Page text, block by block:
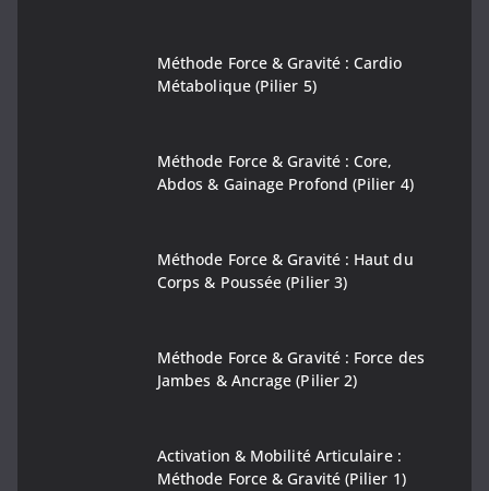
Méthode Force & Gravité : Cardio
Métabolique (Pilier 5)
Méthode Force & Gravité : Core,
Abdos & Gainage Profond (Pilier 4)
Méthode Force & Gravité : Haut du
Corps & Poussée (Pilier 3)
Méthode Force & Gravité : Force des
Jambes & Ancrage (Pilier 2)
Activation & Mobilité Articulaire :
Méthode Force & Gravité (Pilier 1)